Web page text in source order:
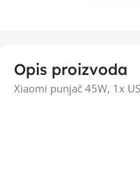
Opis proizvoda
Xiaomi punjač 45W, 1x